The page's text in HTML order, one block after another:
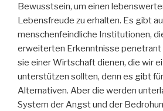
Bewusstsein, um einen
Lebensfreude zu erhalten. Es gibt
menschenfeindliche Institutionen,
erweiterten Erkenntnisse penetrant
sie einer Wirtschaft dienen, die wir
unterstützen sollten, denn es gibt
Alternativen. Aber die werden
System der Angst und der